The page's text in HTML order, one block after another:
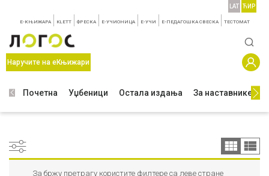
E-КЊИЖАРА KLETT ФРЕСКА E-УЧИОНИЦА E-УЧИ Е-ПЕДАГОШКА СВЕСКА TЕСТОМАТ
LAT ЋИР
Наручите на еКњижари
Почетна Уџбеници Остала издања За наставнике
За бржу претрагу користите филтере са леве стране